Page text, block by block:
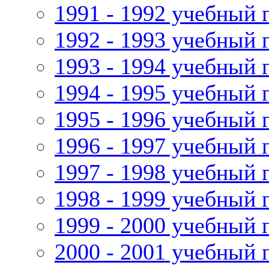
1991 - 1992 учебный
1992 - 1993 учебный
1993 - 1994 учебный
1994 - 1995 учебный
1995 - 1996 учебный
1996 - 1997 учебный
1997 - 1998 учебный
1998 - 1999 учебный
1999 - 2000 учебный
2000 - 2001 учебный